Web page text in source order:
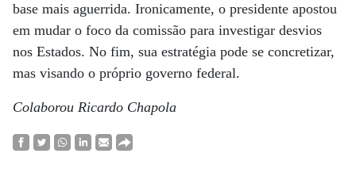
base mais aguerrida. Ironicamente, o presidente apostou
em mudar o foco da comissão para investigar desvios
nos Estados. No fim, sua estratégia pode se concretizar,
mas visando o próprio governo federal.
Colaborou Ricardo Chapola